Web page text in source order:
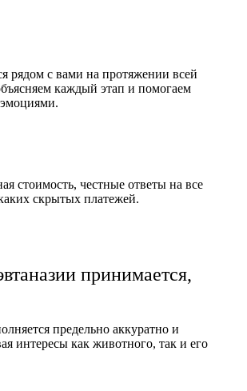
рядом с вами на протяжении всей
каждый этап и помогаем
эмоциями.
стоимость, честные ответы на все
скрытых платежей.
принимается,
предельно аккуратно и
интересы как животного, так и его